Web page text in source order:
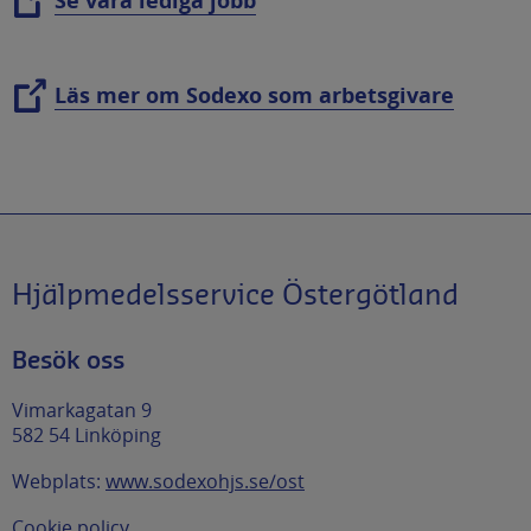
Läs mer om Sodexo som arbetsgivare
Hjälpmedelsservice Östergötland
Besök oss
Vimarkagatan 9
582 54 Linköping
Webplats: www.sodexohjs.se/ost